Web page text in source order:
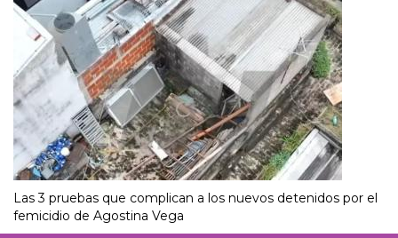
Las 3 pruebas que complican a los nuevos detenidos por el
femicidio de Agostina Vega